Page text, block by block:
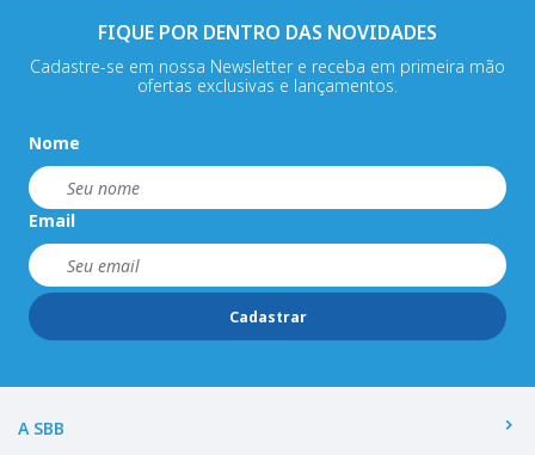
FIQUE POR DENTRO DAS NOVIDADES
Cadastre-se em nossa Newsletter e receba em primeira mão
ofertas exclusivas e lançamentos.
Nome
Email
Cadastrar
A SBB